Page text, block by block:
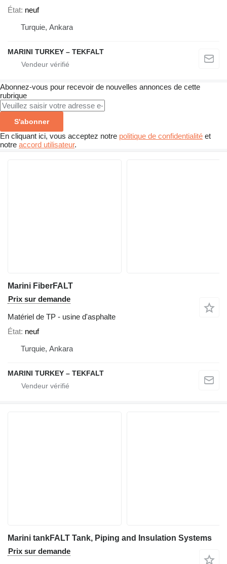
État neuf
Turquie, Ankara
MARINI TURKEY – TEKFALT
Abonnez-vous pour recevoir de nouvelles annonces de cette
rubrique
S'abonner
En cliquant ici, vous acceptez notre politique de confidentialité et
notre accord utilisateur.
Marini FiberFALT
Prix sur demande
Matériel de TP - usine d'asphalte
État neuf
Turquie, Ankara
MARINI TURKEY – TEKFALT
Marini tankFALT Tank, Piping and Insulation Systems
Prix sur demande